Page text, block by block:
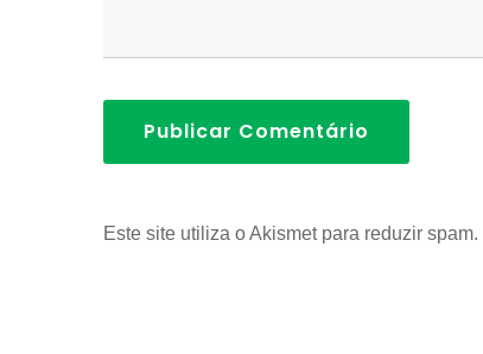
Publicar Comentário
Este site utiliza o Akismet para reduzir spam.